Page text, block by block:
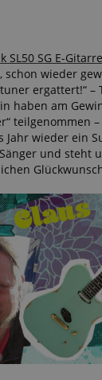
SL50 SG E-
schon wieder
ergattert!“ –
haben am
teilgenommen
Jahr wieder ein
und steht